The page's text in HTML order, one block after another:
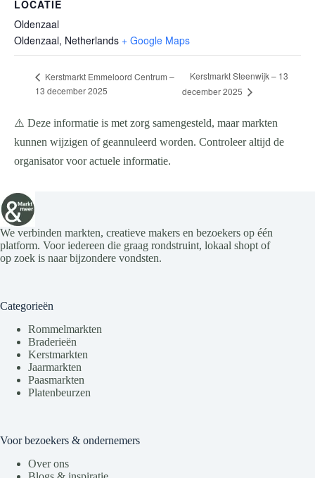
LOCATIE
Oldenzaal
Oldenzaal, Netherlands + Google Maps
Kerstmarkt Emmeloord Centrum –
13 december 2025
Kerstmarkt Steenwijk – 13
december 2025
⚠️ Deze informatie is met zorg samengesteld, maar markten
kunnen wijzigen of geannuleerd worden. Controleer altijd de
organisator voor actuele informatie.
We verbinden markten, creatieve makers en bezoekers op één
platform. Voor iedereen die graag rondstruint, lokaal shopt of
op zoek is naar bijzondere vondsten.
Categorieën
Rommelmarkten
Braderieën
Kerstmarkten
Jaarmarkten
Paasmarkten
Platenbeurzen
Voor bezoekers & ondernemers
Over ons